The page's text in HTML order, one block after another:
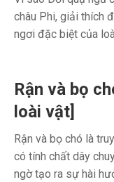
châu Phi, giải thích
ngơi đặc biệt của
Rận và bọ
loài vật]
Rận và bọ chó là
có tính chất dây
ngờ tạo ra sự hài